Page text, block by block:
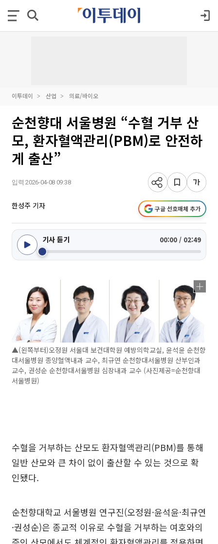
이투데이 산업 의료/바이오
순천향대 서울병원 “수혈 거부 산
모, 환자혈액관리(PBM)로 안전하
게 출산”
입력 2026-04-08 09:38
한성주 기자 구글 선호매체 추가
기사 듣기 00:00 / 02:49
▲(왼쪽부터)오정원 서울대 보건대학원 예방의학교실, 윤석윤 순천향
대서울병원 종양혈액내과 교수, 최규연 순천향대서울병원 산부인과
교수, 권성순 순천향대서울병원 심장내과 교수 (사진제공=순천향대
서울병원)
수혈을 거부하는 산모도 환자혈액관리(PBM)를 통해
일반 산모와 큰 차이 없이 출산할 수 있는 것으로 확
인됐다.
순천향대학교 서울병원 연구진(오정원·윤석윤·최규연
·권성순)은 종교적 이유로 수혈을 거부하는 여호와의